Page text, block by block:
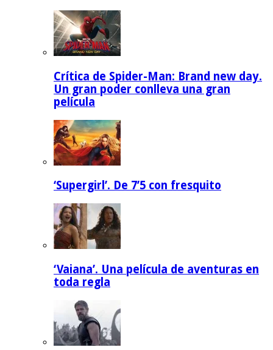
Crítica de Spider-Man: Brand new day.
Un gran poder conlleva una gran
película
‘Supergirl’. De 7’5 con fresquito
‘Vaiana’. Una película de aventuras en
toda regla